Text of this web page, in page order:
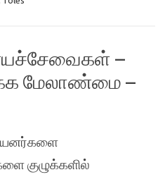
–
மேலாண்மை –
குழுக்களில்